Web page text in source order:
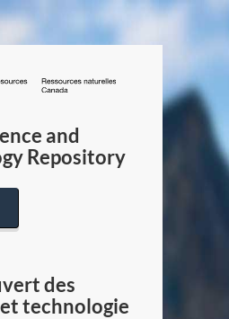
/
Canada
and
Repository
des
technologie